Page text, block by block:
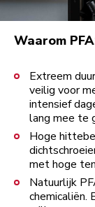
Waarom
Extreem
veilig voor
intensief
lang mee te
Hoge
met hoge
Natuurlijk
chemicaliën.